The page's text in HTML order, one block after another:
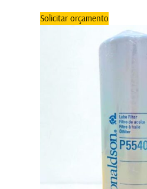
Solicitar orçamento